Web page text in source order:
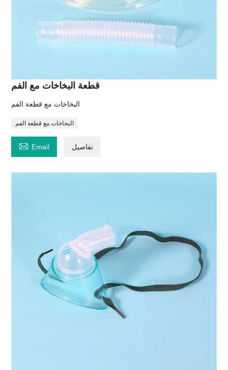
قطعة البخاخات مع الفم
البخاخات مع قطعة الفم
البخاخات مع قطعة الفم
 Email تفاصيل